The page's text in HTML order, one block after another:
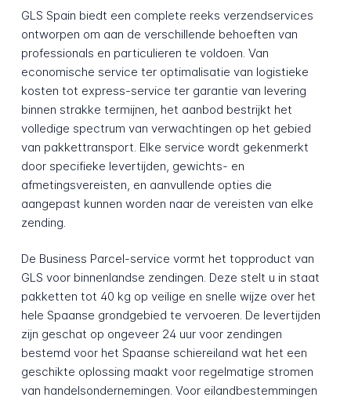
GLS Spain biedt een complete reeks verzendservices
ontworpen om aan de verschillende behoeften van
professionals en particulieren te voldoen. Van
economische service ter optimalisatie van logistieke
kosten tot express-service ter garantie van levering
binnen strakke termijnen, het aanbod bestrijkt het
volledige spectrum van verwachtingen op het gebied
van pakkettransport. Elke service wordt gekenmerkt
door specifieke levertijden, gewichts- en
afmetingsvereisten, en aanvullende opties die
aangepast kunnen worden naar de vereisten van elke
zending.
De Business Parcel-service vormt het topproduct van
GLS voor binnenlandse zendingen. Deze stelt u in staat
pakketten tot 40 kg op veilige en snelle wijze over het
hele Spaanse grondgebied te vervoeren. De levertijden
zijn geschat op ongeveer 24 uur voor zendingen
bestemd voor het Spaanse schiereiland wat het een
geschikte oplossing maakt voor regelmatige stromen
van handelsondernemingen. Voor eilandbestemmingen